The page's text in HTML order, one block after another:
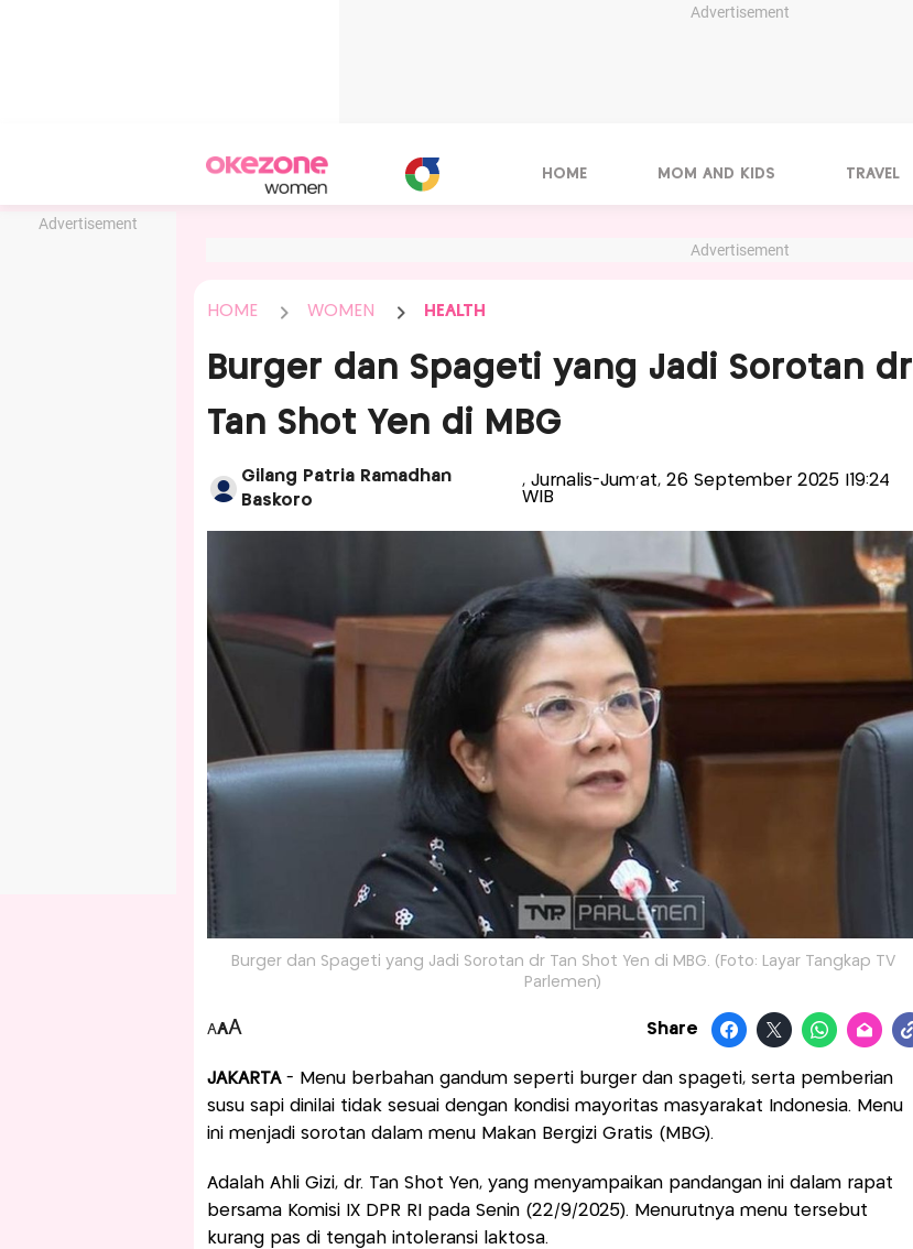
Advertisement
Advertisement
HOME MOM AND KIDS TRAVEL
Advertisement
HOME WOMEN HEALTH
Burger dan Spageti yang Jadi Sorotan dr
Tan Shot Yen di MBG
Gilang Patria Ramadhan
Baskoro
, Jurnalis-Jum'at, 26 September 2025 |19:24
WIB
Burger dan Spageti yang Jadi Sorotan dr Tan Shot Yen di MBG. (Foto: Layar Tangkap TV
Parlemen)
AAA Share
JAKARTA - Menu berbahan gandum seperti burger dan spageti, serta pemberian
susu sapi dinilai tidak sesuai dengan kondisi mayoritas masyarakat Indonesia. Menu
ini menjadi sorotan dalam menu Makan Bergizi Gratis (MBG).
Adalah Ahli Gizi, dr. Tan Shot Yen, yang menyampaikan pandangan ini dalam rapat
bersama Komisi IX DPR RI pada Senin (22/9/2025). Menurutnya menu tersebut
kurang pas di tengah intoleransi laktosa.